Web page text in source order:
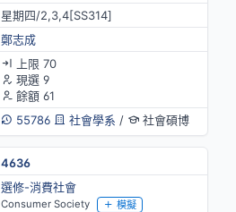
星期四/2,3,4[SS314]
鄭志成
上限 70
現選 9
餘額 61
55786
社會學系 / 社會碩博
4636
選修-消費社會
Consumer Society 模擬